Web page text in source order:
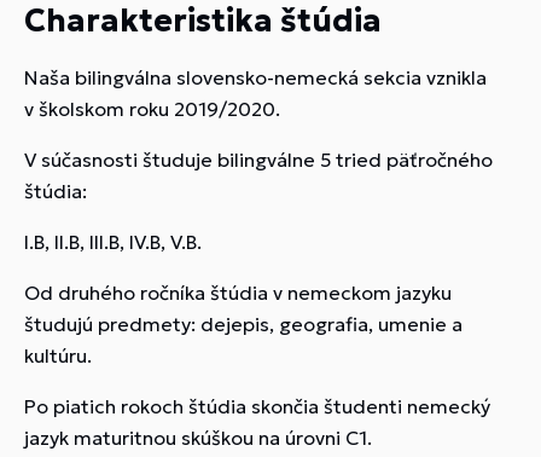
Charakteristika štúdia
Naša bilingválna slovensko-nemecká sekcia vznikla
v školskom roku 2019/2020.
V súčasnosti študuje bilingválne 5 tried päťročného
štúdia:
I.B, II.B, III.B, IV.B, V.B.
Od druhého ročníka štúdia v nemeckom jazyku
študujú predmety: dejepis, geografia, umenie a
kultúru.
Po piatich rokoch štúdia skončia študenti nemecký
jazyk maturitnou skúškou na úrovni C1.